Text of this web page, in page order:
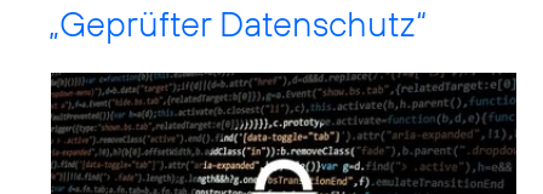
„Geprüfter Datenschutz“